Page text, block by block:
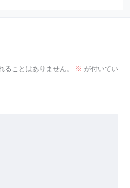
ることはありません。 ※ が付いてい